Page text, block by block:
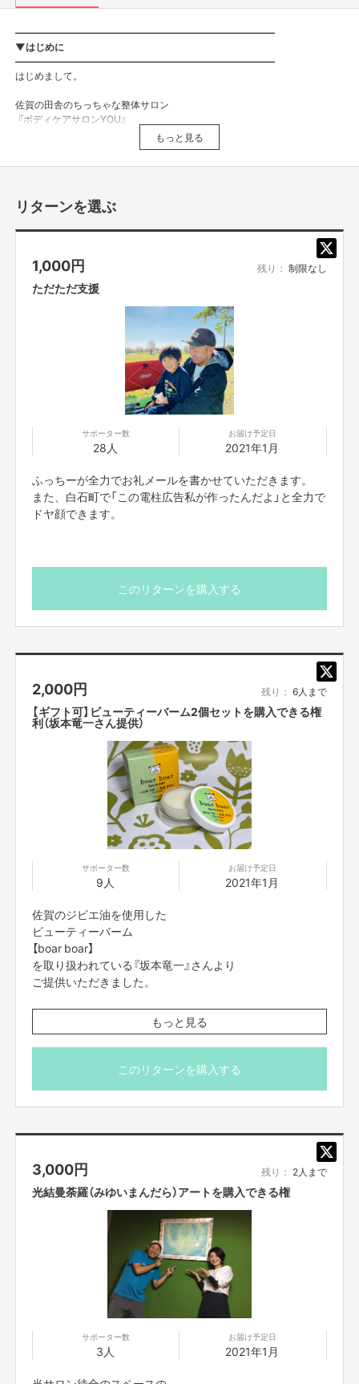
———————————————————————————
▼はじめに
———————————————————————————
はじめまして。
佐賀の田舎のちっちゃな整体サロン
『ボディケアサロンYOU』
———————————————————————————
このプロジェクトでやりたいこと・やろうと思った理由
———————————————————————————
私は、「佐賀県白石町」という
田んぼに囲まれた、田舎に生まれ育ちました。
６月に開業し、場所を選ばないレンタルスペースでの整体を行いながら
やっとのことで、10月末に
地元商店街に念願のサロンをオープンすることができました。
せっかく、大好きな僕を育ててくれた地元に
自分の店を構えることができたので
その”恩返し”をしていきたい！
そのために、サロンに人が集まり、
ます。
大好きな『えんとつ町のプペル』の【電柱広告】を知った日から
サロンオープンをきっかけに
このような機会を設けさせていただきました。
整体を通して、一人でも多くの方の
「心」 と 「カラダ」 を楽な状態にリセットしてあげたい。
『自分が本気でやりたいことを思いっきりできる世界』
へ導くことが使命と思っています。
もっと見る
リターンを選ぶ
1,000円 残り： 制限なし
ただただ支援
サポーター数
28人
お届け予定日
2021年1月
ふっちーが全力でお礼メールを書かせていただきます。
また、白石町で「この電柱広告私が作ったんだよ」と全力で
ドヤ顔できます。
このリターンを購入する
2,000円 残り： 6人まで
【ギフト可】ビューティーバーム2個セットを購入できる権
利（坂本竜一さん提供）
サポーター数
9人
お届け予定日
2021年1月
佐賀のジビエ油を使用した
ビューティーバーム
【boar boar】
を取り扱われている『坂本竜一』さんより
ご提供いただきました。
イノシシ（ジビエ）油を用いた
可愛いビューティーバーム。
サロンでの治療の合間に
さらさら、しっとり！！
刺激が少なく、高い保湿力が
特徴です。
そして伊予柑と月東の
柑橘系のスッキリした香り。
ぜひ、ギフトでも
この冬を乗り越えるために
肌のお手入れとして
活用してみられませんか？
もっと見る
このリターンを購入する
3,000円 残り： 2人まで
光結曼荼羅（みゆいまんだら）アートを購入できる権
サポーター数
3人
お届け予定日
2021年1月